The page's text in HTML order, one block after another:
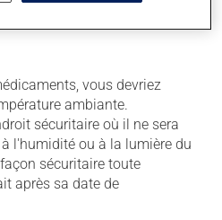
vous devriez
ambiante.
sécuritaire où il ne sera
l'humidité ou à la lumière du
sécuritaire toute
après sa date de